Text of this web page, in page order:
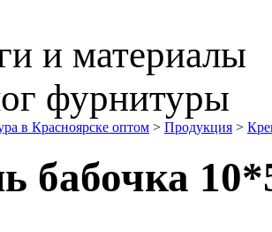
и материалы
фурнитуры
в Красноярске оптом > Продукция >
бабочка